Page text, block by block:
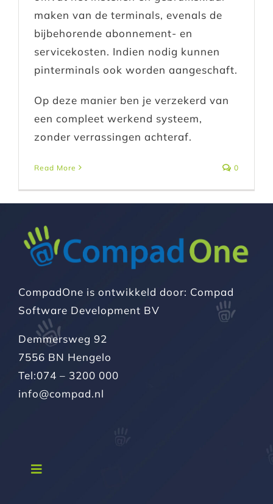
maken van de terminals, evenals de
bijbehorende abonnement- en
servicekosten. Indien nodig kunnen
pinterminals ook worden aangeschaft.
Op deze manier ben je verzekerd van
een compleet werkend systeem,
zonder verrassingen achteraf.
Read More 0
CompadOne is ontwikkeld door: Compad
Software Development BV
Demmersweg 92
7556 BN Hengelo
Tel:074 – 3200 000
info@compad.nl
Navigatie